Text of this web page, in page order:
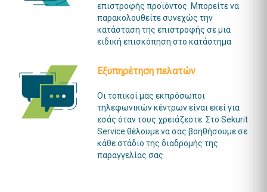
επιστροφής προϊόντος. Μπορείτε να
παρακολουθείτε συνεχώς την
κατάσταση της επιστροφής σε μια
ειδική επισκόπηση στο κατάστημα
Εξυπηρέτηση πελατών
Οι τοπικοί μας εκπρόσωποι
τηλεφωνικών κέντρων είναι εκεί για
εσάς όταν τους χρειάζεστε. Στο Sekurit
Service θέλουμε να σας βοηθήσουμε σε
κάθε στάδιο της διαδρομής της
παραγγελίας σας